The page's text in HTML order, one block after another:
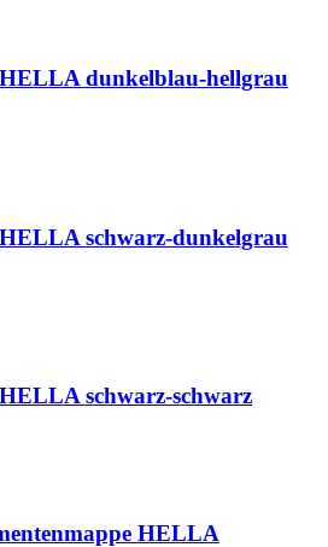
dunkelblau-hellgrau
schwarz-dunkelgrau
schwarz-schwarz
HELLA